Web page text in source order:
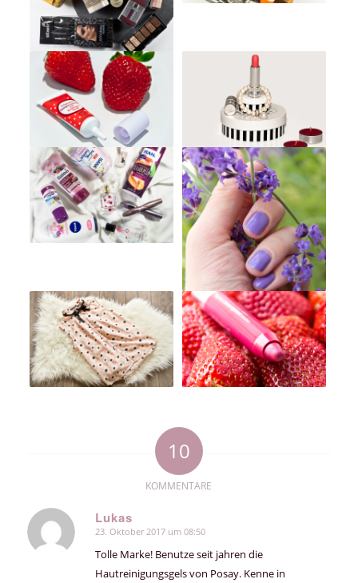
10
KOMMENTARE
Lukas
sagte:
23. Oktober 2017 um 08:50
Tolle Marke! Benutze seit jahren die
Hautreinigungsgels von Posay. Kenne in